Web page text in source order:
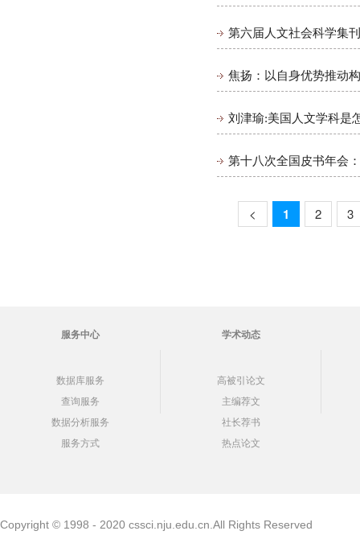
第六届人文社会科学集
焦扬：以自身优势推动
刘津瑜:美国人文学科是
第十八次全国皮书年会
< 1 2 3